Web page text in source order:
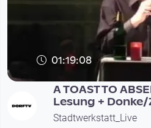
01:19:08
A TOAST TO
Lesung +
Stadtwerkstatt_Live